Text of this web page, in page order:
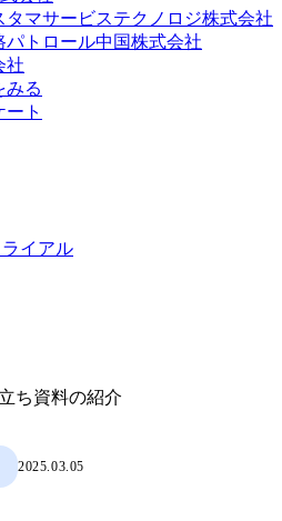
マサービステクノロジ株式会社
パトロール中国株式会社
社
みる
ト
イアル
ち資料の紹介
2025.03.05